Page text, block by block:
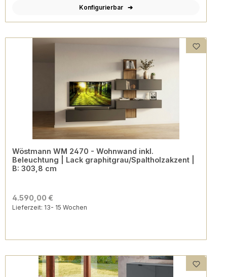
Konfigurierbar
Wöstmann WM 2470 - Wohnwand inkl.
Beleuchtung | Lack graphitgrau/Spaltholzakzent |
B: 303,8 cm
4.590,00 €
Lieferzeit: 13- 15 Wochen